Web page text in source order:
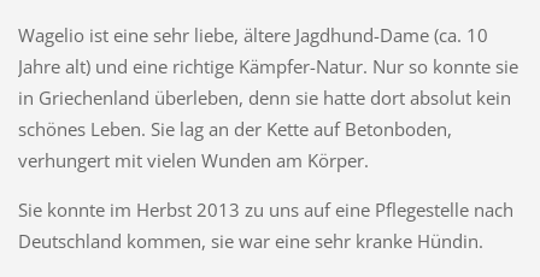
Wagelio ist eine sehr liebe, ältere Jagdhund-Dame (ca. 10
Jahre alt) und eine richtige Kämpfer-Natur. Nur so konnte sie
in Griechenland überleben, denn sie hatte dort absolut kein
schönes Leben. Sie lag an der Kette auf Betonboden,
verhungert mit vielen Wunden am Körper.
Sie konnte im Herbst 2013 zu uns auf eine Pflegestelle nach
Deutschland kommen, sie war eine sehr kranke Hündin.